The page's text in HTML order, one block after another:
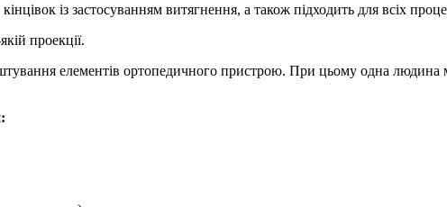
із застосуванням витягнення, а також підходить для всіх
проекції.
елементів ортопедичного пристрою. При цьому одна